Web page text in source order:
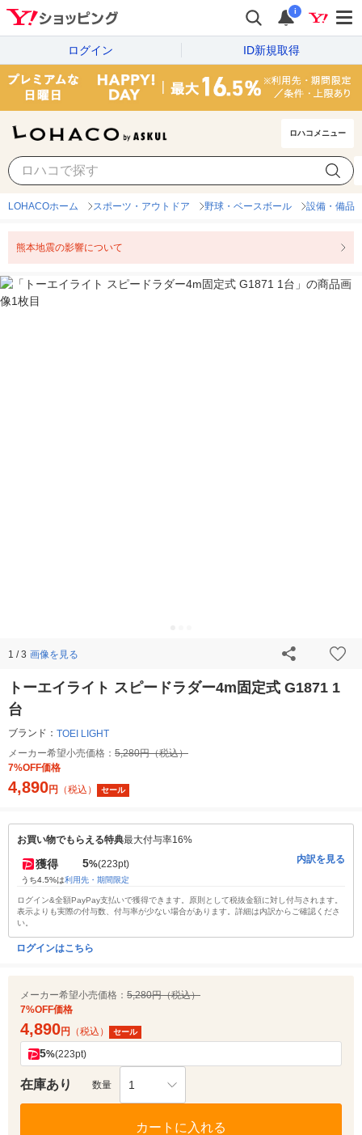
i
ログイン ID新規取得
ロハコメニュー
LOHACOホーム スポーツ・アウトドア 野球・ベースボール 設備・備品
熊本地震の影響について
1 / 3 画像を見る
トーエイライト スピードラダー4m固定式 G1871 1
台
ブランド： TOEI LIGHT
メーカー希望小売価格： 5,280円（税込）
7%OFF価格
4,890円 （税込） セール
お買い物でもらえる特典最大付与率16%
獲得 5%(223pt)
うち4.5%は利用先・期間限定
内訳を見る
ログイン&全額PayPay支払いで獲得できます。原則として税抜金額に対し付与されます。
表示よりも実際の付与数、付与率が少ない場合があります。詳細は内訳からご確認くださ
い。
ログインはこちら
メーカー希望小売価格： 5,280円（税込）
7%OFF価格
4,890円 （税込） セール
5%(223pt)
在庫あり 数量 1
カートに入れる